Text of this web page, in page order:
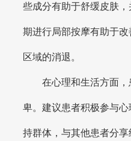
些成分有助于舒缓皮肤
期进行局部按摩有助于
区域的消退。
在心理和生活方面，
卑。建议患者积极参与
持群体，与其他患者分